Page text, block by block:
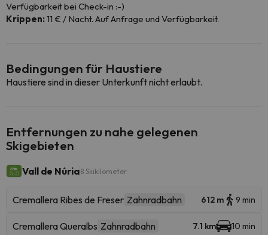
Verfügbarkeit bei Check-in :-)
Krippen:11 € / Nacht. Auf Anfrage und Verfügbarkeit.
Bedingungen für Haustiere
Haustiere sind in dieser Unterkunft nicht erlaubt.
Entfernungen zu nahe gelegenen
Skigebieten
Vall de Núria8 Skikilometer
Cremallera Ribes de Freser Zahnradbahn 612 m 9 min
Cremallera Queralbs Zahnradbahn 7.1 km 10 min